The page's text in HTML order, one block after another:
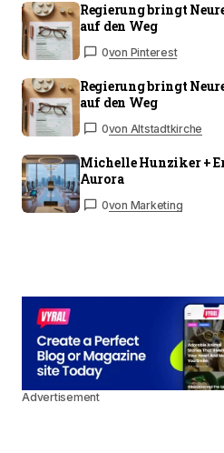
Regierung bringt
auf den Weg
0von Pinterest
Regierung bringt
auf den Weg
0von Altstadtkirche
Michelle Hunziker +
Aurora
0von Marketing
Advertisement